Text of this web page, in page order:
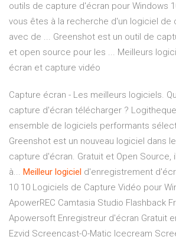
outils de capture d'écran pour Windows
vous êtes à la recherche d'un logiciel de
avec de ... Greenshot est un outil de
et open source pour les ... Meilleurs
écran et capture vidéo
Capture écran - Les meilleurs logiciels.
capture d'écran télécharger ?
ensemble de logiciels performants
Greenshot est un nouveau logiciel dans
capture d'écran. Gratuit et Open Source,
à... Meilleur logiciel d'enregistrement
10 10 Logiciels de Capture Vidéo pour
ApowerREC Camtasia Studio Flashback
Apowersoft Enregistreur d'écran Gratuit
Ezvid Screencast-O-Matic Icecream